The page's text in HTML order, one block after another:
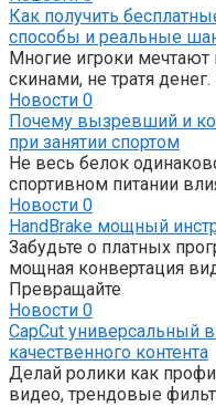
Как получить
способы и реальные
Многие игроки
скинами, не тратя
Новости 0
Почему вызревший и
при занятии спортом
Не весь белок
спортивном питании
Новости 0
HandBrake мощный
Забудьте о платных
мощная конвертация
Превращайте
Новости 0
CapCut универсальный
качественного контента
Делай ролики как
видео, трендовые